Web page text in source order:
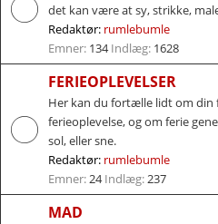
det kan være at sy, strikke,
Redaktør: rumlebumle
Emner: 134Indlæg: 1628
FERIEOPLEVELSER
Her kan du fortælle lidt om
ferieoplevelse, og om ferie
sol, eller sne.
Redaktør: rumlebumle
Emner:24Indlæg:237
MAD